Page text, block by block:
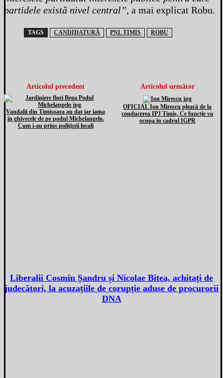
partidele există nivel central”, a mai explicat Robu.
TAGS CANDIDATURĂ PNL TIMIS ROBU
Articolul precedent
Vandalii din Timişoara au dat iar iama
în ghivecele de pe podul Michelangelo.
Cum i-au prins poliţiştii locali
Articolul următor
OFICIAL Ion Mirescu pleacă de la
conducerea IPJ Timiș. Ce funcție va
ocupa în cadrul IGPR
Liberalii Cosmin Șandru și Nicolae Bitea, achitați de
judecători, la acuzațiile de corupție aduse de procurorii
DNA